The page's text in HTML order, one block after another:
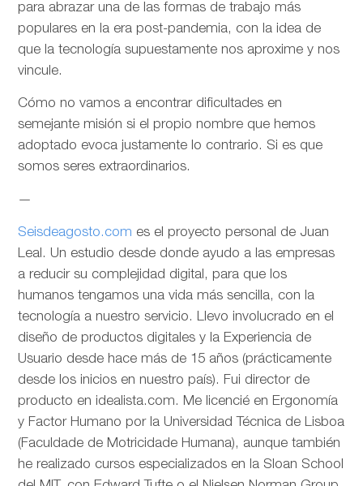
para abrazar una de las formas de trabajo más
populares en la era post-pandemia, con la idea de
que la tecnología supuestamente nos aproxime y nos
vincule.
Cómo no vamos a encontrar dificultades en
semejante misión si el propio nombre que hemos
adoptado evoca justamente lo contrario. Si es que
somos seres extraordinarios.
—
Seisdeagosto.com es el proyecto personal de Juan
Leal. Un estudio desde donde ayudo a las empresas
a reducir su complejidad digital, para que los
humanos tengamos una vida más sencilla, con la
tecnología a nuestro servicio. Llevo involucrado en el
diseño de productos digitales y la Experiencia de
Usuario desde hace más de 15 años (prácticamente
desde los inicios en nuestro país). Fui director de
producto en idealista.com. Me licencié en Ergonomía
y Factor Humano por la Universidad Técnica de Lisboa
(Faculdade de Motricidade Humana), aunque también
he realizado cursos especializados en la Sloan School